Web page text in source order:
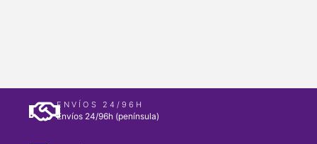
ENVÍOS 24/96H
Envíos 24/96h (península)